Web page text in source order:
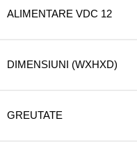
ALIMENTARE VDC 12
DIMENSIUNI (WXHXD)
GREUTATE